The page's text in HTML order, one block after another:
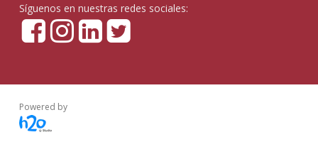
Síguenos en nuestras redes sociales:
Powered by